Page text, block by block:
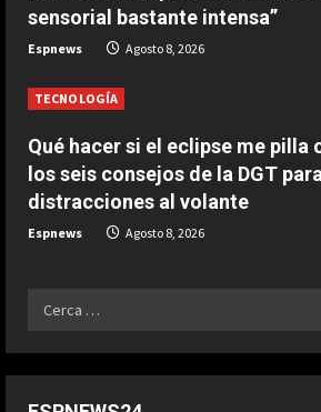
n
g
sensorial bastante intensa”
Espnews Agosto 8, 2026
TECNOLOGÍA
Qué hacer si el eclipse me pilla
los seis consejos de la DGT
distracciones al volante
Espnews Agosto 8, 2026
Ricerca
4
estrenado Raúl
MotoGP
nuevo ‘dardo’ de
pelea por el
Agosto 9, 2026
ESPAÑA
mundo: “No
respeto a Rossi,
Férrea defensa